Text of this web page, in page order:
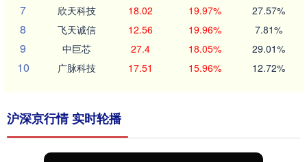
7 欣天科技 18.02 19.97% 27.57%
8 飞天诚信 12.56 19.96% 7.81%
9 中巨芯 27.4 18.05% 29.01%
10 广脉科技 17.51 15.96% 12.72%
沪深京行情 实时轮播